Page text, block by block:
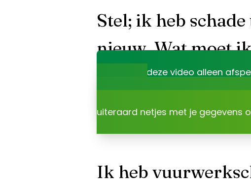
Stel; ik heb
nieuw. Wat moet
Je kunt deze video alleen
Dat is niet onze keuze, maar het
uiteraard netjes met je gegevens
Ik heb